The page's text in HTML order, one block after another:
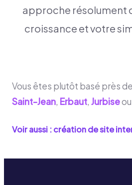
approche résolument
croissance et votre
Vous êtes plutôt basé près de
Saint-Jean, Erbaut, Jurbiseou
Voir aussi : création de site